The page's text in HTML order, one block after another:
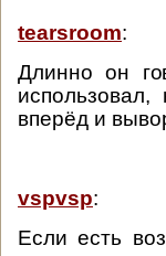
tearsroom:
Длинно он
вперёд и
vspvsp:
Если есть